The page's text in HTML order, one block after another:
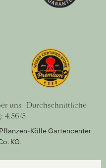
uns | Durchschnittliche
4.56/5
Kölle Gartencenter
KG.